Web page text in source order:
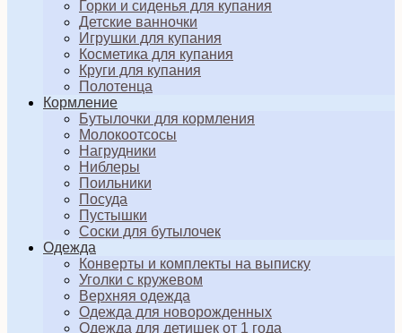
Горки и сиденья для купания
Детские ванночки
Игрушки для купания
Косметика для купания
Круги для купания
Полотенца
Кормление
Бутылочки для кормления
Молокоотсосы
Нагрудники
Ниблеры
Поильники
Посуда
Пустышки
Соски для бутылочек
Одежда
Конверты и комплекты на выписку
Уголки с кружевом
Верхняя одежда
Одежда для новорожденных
Одежда для детишек от 1 года